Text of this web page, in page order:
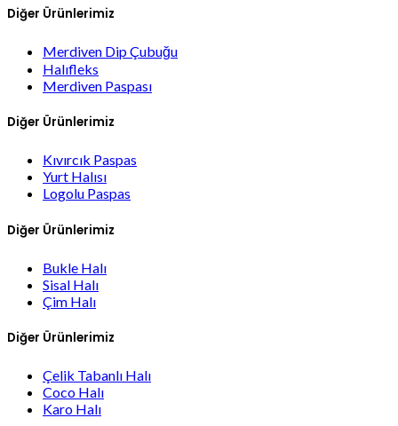
Diğer Ürünlerimiz
Merdiven Dip Çubuğu
Halıfleks
Merdiven Paspası
Diğer Ürünlerimiz
Kıvırcık Paspas
Yurt Halısı
Logolu Paspas
Diğer Ürünlerimiz
Bukle Halı
Sisal Halı
Çim Halı
Diğer Ürünlerimiz
Çelik Tabanlı Halı
Coco Halı
Karo Halı